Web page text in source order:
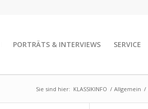
PORTRÄTS & INTERVIEWS SERVICE
Sie sind hier: KLASSIKINFO / Allgemein /